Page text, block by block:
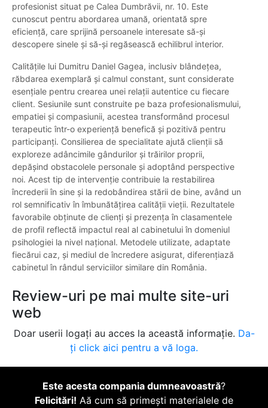
profesionist situat pe Calea Dumbrăvii, nr. 10. Este
cunoscut pentru abordarea umană, orientată spre
eficiență, care sprijină persoanele interesate să-și
descopere sinele și să-și regăsească echilibrul interior.
Calitățile lui Dumitru Daniel Gagea, inclusiv blândețea,
răbdarea exemplară și calmul constant, sunt considerate
esențiale pentru crearea unei relații autentice cu fiecare
client. Sesiunile sunt construite pe baza profesionalismului,
empatiei și compasiunii, acestea transformând procesul
terapeutic într-o experiență benefică și pozitivă pentru
participanți. Consilierea de specialitate ajută clienții să
exploreze adâncimile gândurilor și trăirilor proprii,
depășind obstacolele personale și adoptând perspective
noi. Acest tip de intervenție contribuie la restabilirea
încrederii în sine și la redobândirea stării de bine, având un
rol semnificativ în îmbunătățirea calității vieții. Rezultatele
favorabile obținute de clienți și prezența în clasamentele
de profil reflectă impactul real al cabinetului în domeniul
psihologiei la nivel național. Metodele utilizate, adaptate
fiecărui caz, și mediul de încredere asigurat, diferențiază
cabinetul în rândul serviciilor similare din România.
Review-uri pe mai multe site-uri
web
Doar userii logați au acces la această informație. Da-
ți click aici pentru a vă loga.
Este acesta compania dumneavoastră?
Felicitări! Aă cum să primești materialele de